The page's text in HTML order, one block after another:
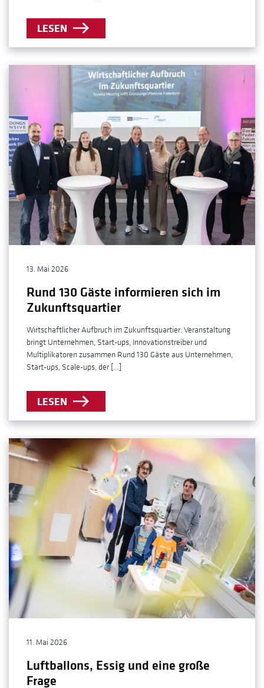
LESEN
13. Mai 2026
Rund 130 Gäste informieren sich im
Zukunftsquartier
Wirtschaftlicher Aufbruch im Zukunftsquartier: Veranstaltung
bringt Unternehmen, Start-ups, Innovationstreiber und
Multiplikatoren zusammen Rund 130 Gäste aus Unternehmen,
Start-ups, Scale-ups, der […]
LESEN
11. Mai 2026
Luftballons, Essig und eine große
Frage